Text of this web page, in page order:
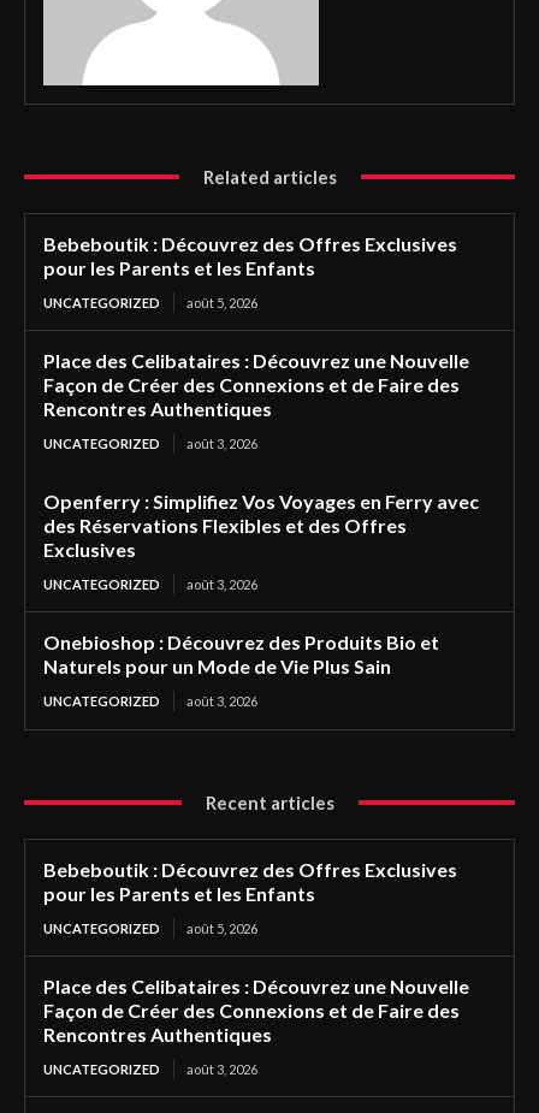
Related articles
Bebeboutik : Découvrez des Offres Exclusives
pour les Parents et les Enfants
UNCATEGORIZED août 5, 2026
Place des Celibataires : Découvrez une Nouvelle
Façon de Créer des Connexions et de Faire des
Rencontres Authentiques
UNCATEGORIZED août 3, 2026
Openferry : Simplifiez Vos Voyages en Ferry avec
des Réservations Flexibles et des Offres
Exclusives
UNCATEGORIZED août 3, 2026
Onebioshop : Découvrez des Produits Bio et
Naturels pour un Mode de Vie Plus Sain
UNCATEGORIZED août 3, 2026
Recent articles
Bebeboutik : Découvrez des Offres Exclusives
pour les Parents et les Enfants
UNCATEGORIZED août 5, 2026
Place des Celibataires : Découvrez une Nouvelle
Façon de Créer des Connexions et de Faire des
Rencontres Authentiques
UNCATEGORIZED août 3, 2026